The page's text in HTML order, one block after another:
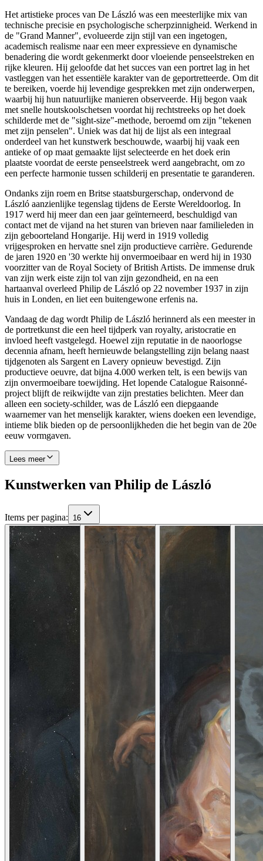
Het artistieke proces van De László was een meesterlijke mix van
technische precisie en psychologische scherpzinnigheid. Werkend in
de "Grand Manner", evolueerde zijn stijl van een ingetogen,
academisch realisme naar een meer expressieve en dynamische
benadering die wordt gekenmerkt door vloeiende penseelstreken en
rijke kleuren. Hij geloofde dat het succes van een portret lag in het
vastleggen van het essentiële karakter van de geportretteerde. Om dit
te bereiken, voerde hij levendige gesprekken met zijn onderwerpen,
waarbij hij hun natuurlijke manieren observeerde. Hij begon vaak
met snelle houtskoolschetsen voordat hij rechtstreeks op het doek
schilderde met de "sight-size"-methode, beroemd om zijn "tekenen
met zijn penselen". Uniek was dat hij de lijst als een integraal
onderdeel van het kunstwerk beschouwde, waarbij hij vaak een
antieke of op maat gemaakte lijst selecteerde en het doek erin
plaatste voordat de eerste penseelstreek werd aangebracht, om zo
een perfecte harmonie tussen schilderij en presentatie te garanderen.
Ondanks zijn roem en Britse staatsburgerschap, ondervond de
László aanzienlijke tegenslag tijdens de Eerste Wereldoorlog. In
1917 werd hij meer dan een jaar geïnterneerd, beschuldigd van
contact met de vijand na het sturen van brieven naar familieleden in
zijn geboorteland Hongarije. Hij werd in 1919 volledig
vrijgesproken en hervatte snel zijn productieve carrière. Gedurende
de jaren 1920 en '30 werkte hij onvermoeibaar en werd hij in 1930
voorzitter van de Royal Society of British Artists. De immense druk
van zijn werk eiste zijn tol van zijn gezondheid, en na een
hartaanval overleed Philip de László op 22 november 1937 in zijn
huis in Londen, en liet een buitengewone erfenis na.
Vandaag de dag wordt Philip de László herinnerd als een meester in
de portretkunst die een heel tijdperk van royalty, aristocratie en
invloed heeft vastgelegd. Hoewel zijn reputatie in de naoorlogse
decennia afnam, heeft hernieuwde belangstelling zijn belang naast
tijdgenoten als Sargent en Lavery opnieuw bevestigd. Zijn
productieve oeuvre, dat bijna 4.000 werken telt, is een bewijs van
zijn onvermoeibare toewijding. Het lopende Catalogue Raisonné-
project blijft de reikwijdte van zijn prestaties belichten. Meer dan
alleen een society-schilder, was de László een diepgaande
waarnemer van het menselijk karakter, wiens doeken een levendige,
intieme blik bieden op de persoonlijkheden die het begin van de 20e
eeuw vormgaven.
Lees meer
Kunstwerken van Philip de László
Items per pagina: 16